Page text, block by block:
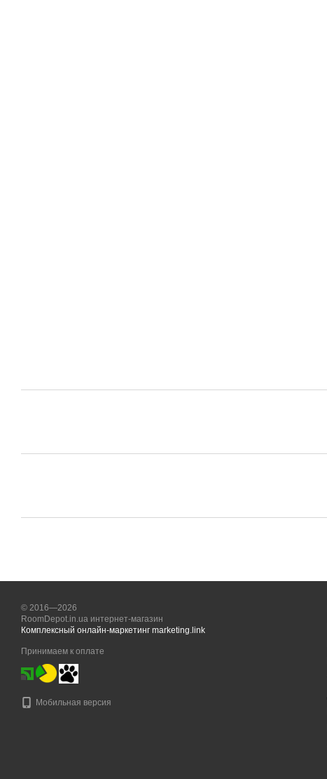
© 2016—2026
RoomDepot.in.ua интернет-магазин
Комплексный онлайн-маркетинг marketing.link
Принимаем к оплате
Мобильная версия